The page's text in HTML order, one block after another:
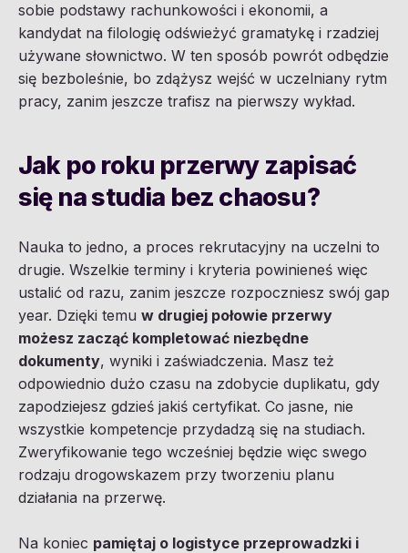
sobie podstawy rachunkowości i ekonomii, a
kandydat na filologię odświeżyć gramatykę i rzadziej
używane słownictwo. W ten sposób powrót odbędzie
się bezboleśnie, bo zdążysz wejść w uczelniany rytm
pracy, zanim jeszcze trafisz na pierwszy wykład.
Jak po roku przerwy zapisać
się na studia bez chaosu?
Nauka to jedno, a proces rekrutacyjny na uczelni to
drugie. Wszelkie terminy i kryteria powinieneś więc
ustalić od razu, zanim jeszcze rozpoczniesz swój gap
year. Dzięki temu w drugiej połowie przerwy
możesz zacząć kompletować niezbędne
dokumenty, wyniki i zaświadczenia. Masz też
odpowiednio dużo czasu na zdobycie duplikatu, gdy
zapodziejesz gdzieś jakiś certyfikat. Co jasne, nie
wszystkie kompetencje przydadzą się na studiach.
Zweryfikowanie tego wcześniej będzie więc swego
rodzaju drogowskazem przy tworzeniu planu
działania na przerwę.
Na koniec pamiętaj o logistyce przeprowadzki i